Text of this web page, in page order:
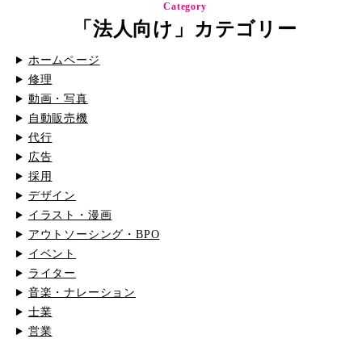
Category
「法人向け」カテゴリー
ホームページ
修理
動画・写真
自動販売機
代行
広告
採用
デザイン
イラスト・漫画
アウトソーシング・BPO
イベント
ライター
音楽・ナレーション
士業
営業